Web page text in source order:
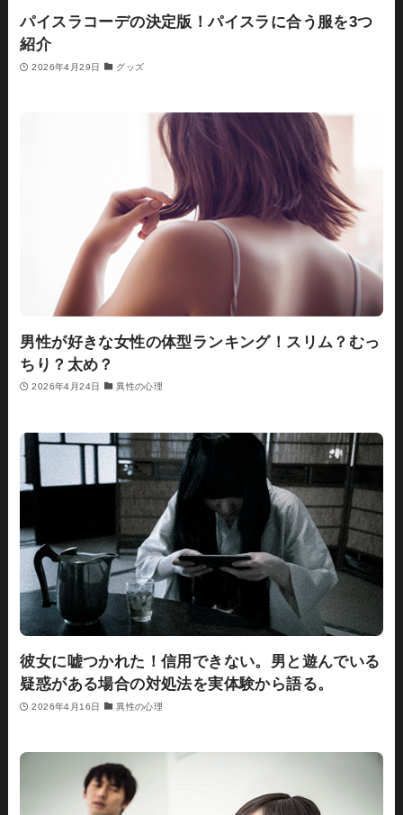
パイスラコーデの決定版！パイスラに合う服を3つ
紹介
2026年4月29日 グッズ
男性が好きな女性の体型ランキング！スリム？むっ
ちり？太め？
2026年4月24日 異性の心理
彼女に嘘つかれた！信用できない。男と遊んでいる
疑惑がある場合の対処法を実体験から語る。
2026年4月16日 異性の心理